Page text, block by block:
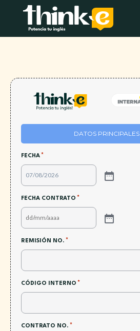
DATOS PRINCIPALES
FECHA *
FECHA CONTRATO *
REMISIÓN NO. *
CÓDIGO INTERNO *
CONTRATO NO. *